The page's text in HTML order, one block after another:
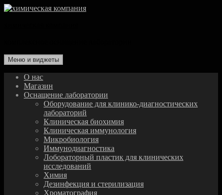
Перейти
Меню и виджеты
О нас
Магазин
Оснащение лаборатории
Оборудование для клинико-диагностических
лабораторий
Клиническая биохимия
Клиническая иммунология
Микробиология
Иммунодиагностика
Лобораторный пластик для клинических
исследований
Химия
Дезинфекция и стерилизация
Хроматография